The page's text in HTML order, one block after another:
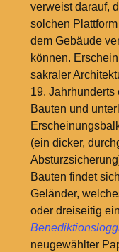
verweist darauf,
solchen
dem Gebäude
können.
sakraler
19.
Bauten und
(ein dicker,
Bauten findet
Geländer,
oder dreiseitig
neugewählter